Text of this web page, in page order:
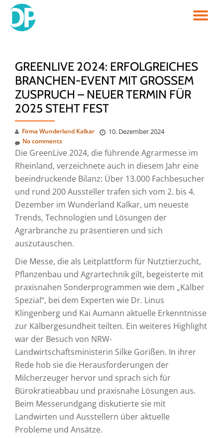
Skip
GREENLIVE 2024: ERFOLGREICHES
BRANCHEN-EVENT MIT GROSSEM Z
USPRUCH – NEUER TERMIN FÜR 2
025 STEHT FEST
Firma Wunderland Kalkar 10. Dezember 2024
No comments
Die GreenLive 2024, die führende Agrarmesse im
Rheinland, verzeichnete auch in diesem Jahr eine
beeindruckende Bilanz: Über 13.000 Fachbesucher
und rund 200 Aussteller trafen sich vom 2. bis 4.
Dezember im Wunderland Kalkar, um neueste
Trends, Technologien und Lösungen der
Agrarbranche zu präsentieren und sich
auszutauschen.
Die Messe, die als Leitplattform für Nutztierzucht,
Pflanzenbau und Agrartechnik gilt, begeisterte mit
praxisnahen Sonderprogrammen wie dem „Kälber
Spezial“, bei dem Experten wie Dr. Linus
Klingenberg und Kai Aumann aktuelle Erkenntnisse
zur Kälbergesundheit teilten. Ein weiteres Highlight
war der Besuch von NRW-
Landwirtschaftsministerin Silke Gorißen. In ihrer
Rede hob sie die Herausforderungen der
Milcherzeuger hervor und sprach sich für
Bürokratieabbau und praxisnahe Lösungen aus.
Beim Messerundgang diskutierte sie mit
Landwirten und Ausstellern über aktuelle
Probleme und Ansätze.